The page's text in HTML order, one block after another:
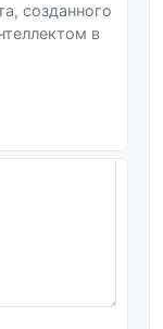
созданного
в